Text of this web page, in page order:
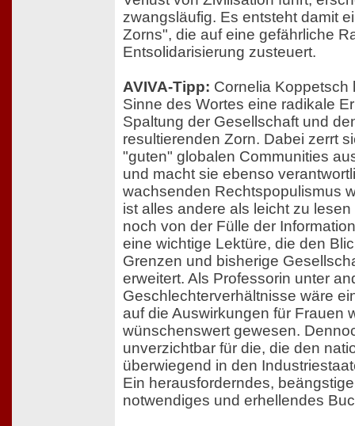
zwangsläufig. Es entsteht damit
Zorns", die auf eine gefährliche
Entsolidarisierung zusteuert.
AVIVA-Tipp: Cornelia Koppetsch
Sinne des Wortes eine radikale
Spaltung der Gesellschaft und
resultierenden Zorn. Dabei zerrt
"guten" globalen Communities
und macht sie ebenso
wachsenden Rechtspopulismus
ist alles andere als leicht zu
noch von der Fülle der
eine wichtige Lektüre, die den
Grenzen und bisherige
erweitert. Als Professorin unter
Geschlechterverhältnisse wäre
auf die Auswirkungen für Frauen
wünschenswert gewesen.
unverzichtbar für die, die den
überwiegend in den
Ein herausforderndes,
notwendiges und erhellendes